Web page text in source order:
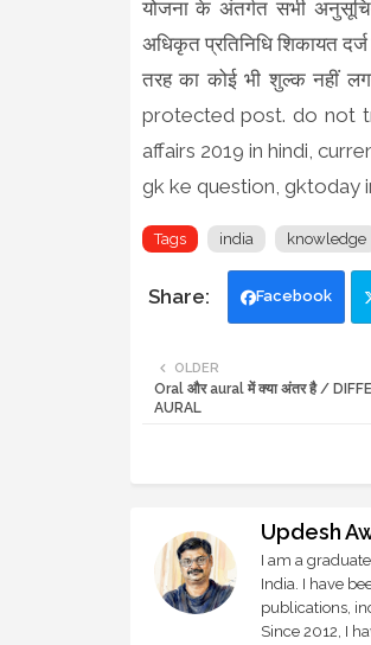
योजना के अंतर्गत सभी
अधिकृत प्रतिनिधि शिकायत
तरह का कोई भी शुल्क नहीं
protected post. do not
affairs 2019 in hindi,
gk ke question, gktoday
Tags india knowledge
Facebook
OLDER
Oral और aural में क्या अंतर है /
AURAL
Updesh
I am a
India. I have
publications,
Since 2012, I